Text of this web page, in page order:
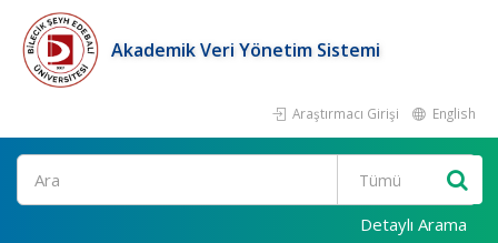
Akademik Veri Yönetim Sistemi
Araştırmacı Girişi English
Ara
Detaylı Arama